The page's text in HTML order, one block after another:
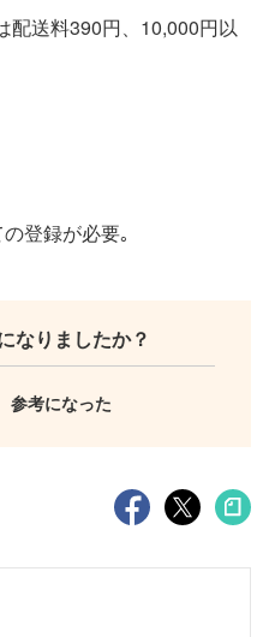
配送料390円、10,000円以
登録が必要｡
なりましたか？
参考になった